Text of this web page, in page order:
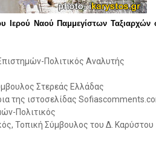
Ιερού Ναού Παμμεγίστων Ταξιαρχών
Πολιτικός Αναλυτής
Στερεάς Ελλάδας
της ιστοσελίδας
Πολιτικός
Τοπική Σύμβουλος του Δ. Καρύστου